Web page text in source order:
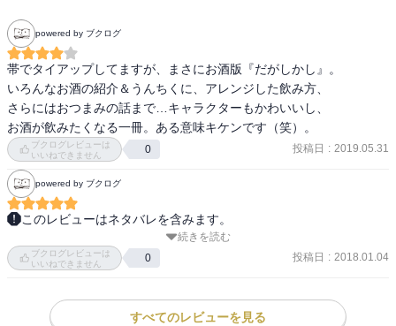
powered by ブクログ
帯でタイアップしてますが、まさにお酒版『だがしかし』。
いろんなお酒の紹介＆うんちくに、アレンジした飲み方、
さらにはおつまみの話まで…キャラクターもかわいいし、
お酒が飲みたくなる一冊。ある意味キケンです（笑）。
ブクログレビューは
いいねできません
0 投稿日 : 2019.05.31
powered by ブクログ
このレビューはネタバレを含みます。
たくのみ1巻読了。「こんな社長、私にもください…」
アニメのPVやニコニコ特番を観てたので、配役の声優さんをイメー
1話読み終えた時点で、自然とツマミと男梅サワーで飲み始め。その
後、まさかの「男梅サワー」登場で、ツマミをうまい棒に切り替え
続きを読む
ブクログレビューは
いいねできません
0 投稿日 : 2018.01.04
すべてのレビューを見る